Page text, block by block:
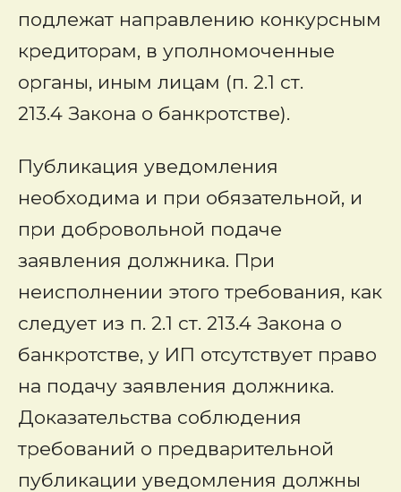
подлежат направлению конкурсным
кредиторам, в уполномоченные
органы, иным лицам (п. 2.1 ст.
213.4 Закона о банкротстве).
Публикация уведомления
необходима и при обязательной, и
при добровольной подаче
заявления должника. При
неисполнении этого требования, как
следует из п. 2.1 ст. 213.4 Закона о
банкротстве, у ИП отсутствует право
на подачу заявления должника.
Доказательства соблюдения
требований о предварительной
публикации уведомления должны